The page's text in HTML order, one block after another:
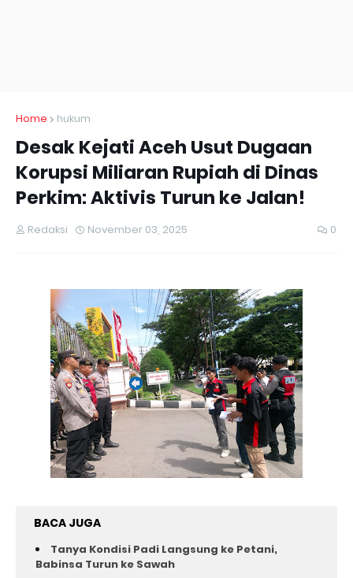
Home hukum
Desak Kejati Aceh Usut Dugaan
Korupsi Miliaran Rupiah di Dinas
Perkim: Aktivis Turun ke Jalan!
Redaksi November 03, 2025 0
BACA JUGA
Tanya Kondisi Padi Langsung ke Petani,
Babinsa Turun ke Sawah